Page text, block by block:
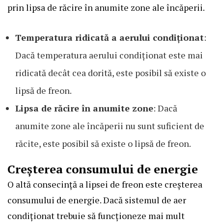
prin lipsa de răcire în anumite zone ale încăperii.
Temperatura ridicată a aerului condiționat:
Dacă temperatura aerului condiționat este mai
ridicată decât cea dorită, este posibil să existe o
lipsă de freon.
Lipsa de răcire în anumite zone: Dacă
anumite zone ale încăperii nu sunt suficient de
răcite, este posibil să existe o lipsă de freon.
Creșterea consumului de energie
O altă consecință a lipsei de freon este creșterea
consumului de energie. Dacă sistemul de aer
condiționat trebuie să funcționeze mai mult